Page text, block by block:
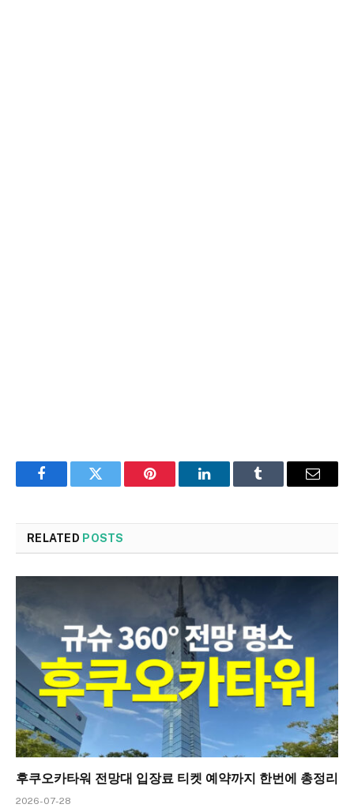
FacebookTwitter Pinterest LinkedInTumblr Email
RELATED POSTS
후쿠오카타워 전망대 입장료 티켓 예약까지 한번에 총정리
2026-07-28